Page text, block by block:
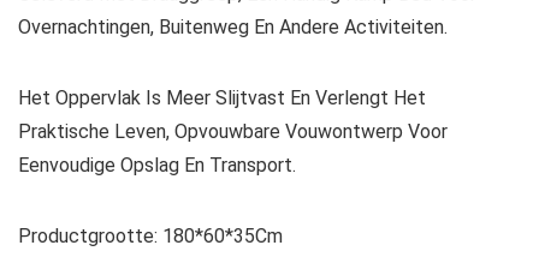
Overnachtingen, Buitenweg En Andere Activiteiten.
Het Oppervlak Is Meer Slijtvast En Verlengt Het
Praktische Leven, Opvouwbare Vouwontwerp Voor
Eenvoudige Opslag En Transport.
Productgrootte: 180*60*35Cm